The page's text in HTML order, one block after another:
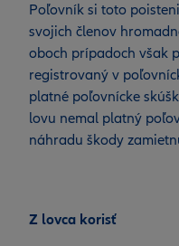
Poľovník si toto
svojich členov
oboch prípadoch však
registrovaný v
platné poľovnícke
lovu nemal platný
náhradu škody
Z lovca korisť